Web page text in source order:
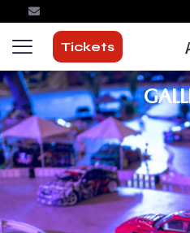
Tickets